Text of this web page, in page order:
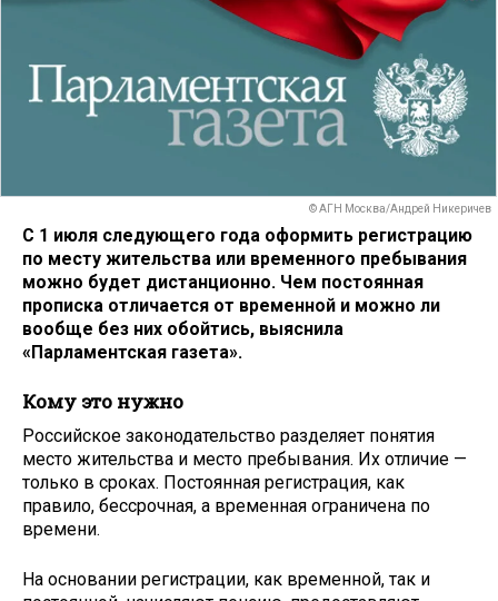
© АГН Москва/Андрей Никеричев
С 1 июля следующего года оформить регистрацию
по месту жительства или временного пребывания
можно будет дистанционно. Чем постоянная
прописка отличается от временной и можно ли
вообще без них обойтись, выяснила
«Парламентская газета».
Кому это нужно
Российское законодательство разделяет понятия
место жительства и место пребывания. Их отличие —
только в сроках. Постоянная регистрация, как
правило, бессрочная, а временная ограничена по
времени.
На основании регистрации, как временной, так и